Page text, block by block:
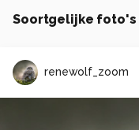
Soortgelijke foto's
renewolf_zoom